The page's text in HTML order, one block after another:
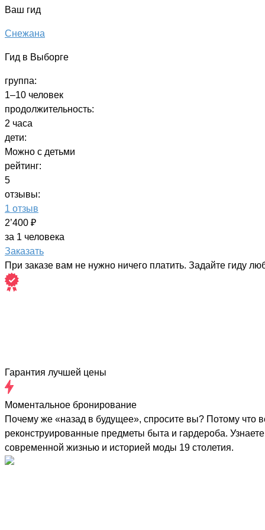
Ваш гид
Снежана
Гид в Выборге
группа:
1–10 человек
продолжительность:
2 часа
дети:
Можно с детьми
рейтинг:
5
отзывы:
1 отзыв
2’400 ₽
за 1 человека
Заказать
При заказе вам не нужно ничего платить. Задайте гиду
Гарантия лучшей цены
Моментальное бронирование
Почему же «назад в будущее», спросите вы? Потому что
реконструированные предметы быта и гардероба.
современной жизнью и историей моды 19 столетия.